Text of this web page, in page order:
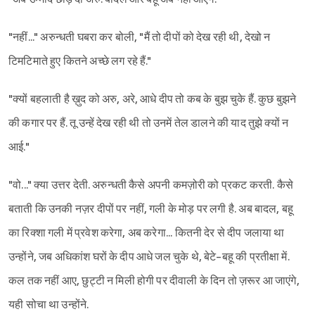
"नहीं..." अरुन्धती घबरा कर बोली, "मैं तो दीपों को देख रही थी, देखो न
टिमटिमाते हुए कितने अच्छे लग रहे हैं."
"क्यों बहलाती है ख़ुद को अरु, अरे, आधे दीप तो कब के बुझ चुके हैं. कुछ बुझने
की कगार पर हैं. तू उन्हें देख रही थी तो उनमें तेल डालने की याद तुझे क्यों न
आई."
"वो..." क्या उत्तर देती. अरुन्धती कैसे अपनी कमज़ोरी को प्रकट करती. कैसे
बताती कि उनकी नज़र दीपों पर नहीं, गली के मोड़ पर लगी है. अब बादल, बहू
का रिक्शा गली में प्रवेश करेगा, अब करेगा... कितनी देर से दीप जलाया था
उन्होंने, जब अधिकांश घरों के दीप आधे जल चुके थे, बेटे-बहू की प्रतीक्षा में.
कल तक नहीं आए, छुट्टी न मिली होगी पर दीवाली के दिन तो ज़रूर आ जाएंगे,
यही सोचा था उन्होंने.